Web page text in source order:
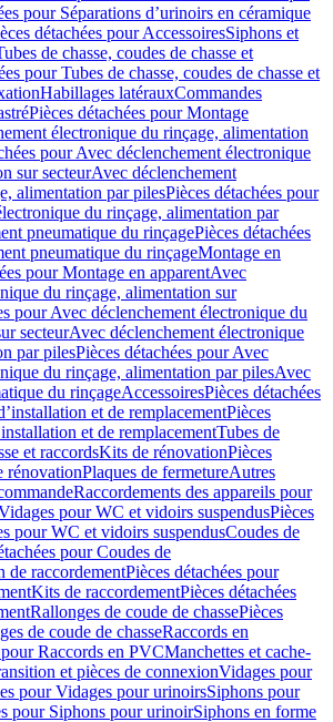
pour Séparations d’urinoirs en céramique
détachées pour AccessoiresSiphons et
de chasse, coudes de chasse et
pour Tubes de chasse, coudes de chasse et
Habillages latérauxCommandes
Pièces détachées pour Montage
électronique du rinçage, alimentation
pour Avec déclenchement électronique
sur secteurAvec déclenchement
alimentation par pilesPièces détachées pour
du rinçage, alimentation par
pneumatique du rinçagePièces détachées
pneumatique du rinçageMontage en
pour Montage en apparentAvec
du rinçage, alimentation sur
pour Avec déclenchement électronique du
secteurAvec déclenchement électronique
par pilesPièces détachées pour Avec
du rinçage, alimentation par pilesAvec
du rinçageAccessoiresPièces détachées
et de remplacementPièces
et de remplacementTubes de
et raccordsKits de rénovationPièces
rénovationPlaques de fermetureAutres
Raccordements des appareils pour
pour WC et vidoirs suspendusPièces
pour WC et vidoirs suspendusCoudes de
pour Coudes de
de raccordementPièces détachées pour
Kits de raccordementPièces détachées
Rallonges de coude de chassePièces
de coude de chasseRaccords en
pour Raccords en PVCManchettes et cache-
et pièces de connexionVidages pour
pour Vidages pour urinoirsSiphons pour
pour Siphons pour urinoirSiphons en forme